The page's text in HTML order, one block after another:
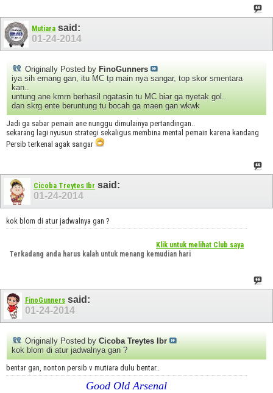
Mutiara said:
01-24-2014
Originally Posted by FinoGunners
iya sih emang gan, itu MC tp main nya sangar, top skor smentara
kan..
untung ane kmrn berhasil ngatasin tu MC biar ga nyetak gol..
dan skrg ente beruntung tu bocah ga maen gan wkwk
Jadi ga sabar pemain ane nunggu dimulainya pertandingan..
sekarang lagi nyusun strategi sekaligus membina mental pemain karena kandang
Persib terkenal agak sangar
Cicoba Treytes Ibr said:
01-24-2014
kok blom di atur jadwalnya gan ?
Klik untuk melihat Club saya
Terkadang anda harus kalah untuk menang kemudian hari
FinoGunnerssaid:
01-24-2014
Originally Posted by Cicoba Treytes Ibr
kok blom di atur jadwalnya gan ?
bentar gan, nonton persib v mutiara dulu bentar..
Good Old Arsenal